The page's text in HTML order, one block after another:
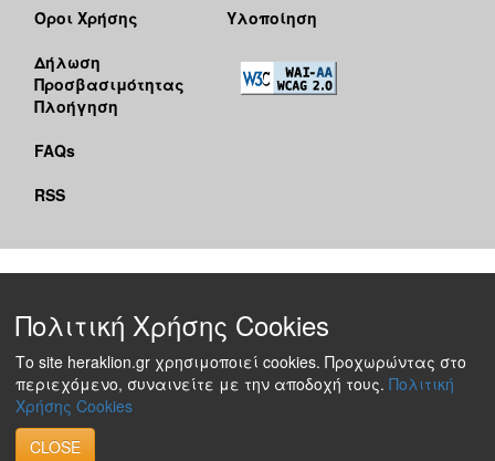
Όροι Χρήσης
Δήλωση
Προσβασιμότητας
Πλοήγηση
FAQs
RSS
Υλοποίηση
Πολιτική Χρήσης Cookies
Το site heraklion.gr χρησιμοποιεί cookies. Προχωρώντας στο
περιεχόμενο, συναινείτε με την αποδοχή τους. Πολιτική
Χρήσης Cookies
CLOSE